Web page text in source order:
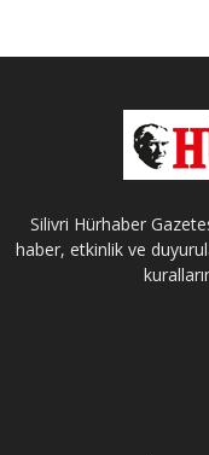
Silivri Hürhaber
haber, etkinlik ve